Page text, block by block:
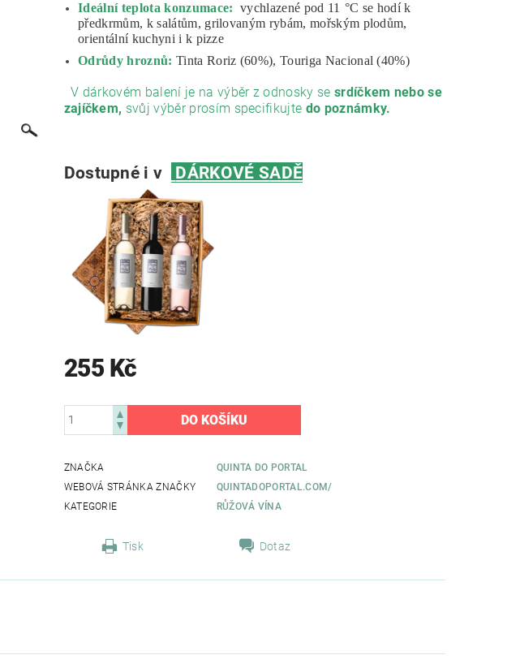
Ideální teplota konzumace: vychlazené pod 11 °C se hodí k
předkrmům, k salátům, grilovaným rybám, mořským plodům,
orientální kuchyni i k pizze
Odrůdy hroznů: Tinta Roriz (60%), Touriga Nacional (40%)
V dárkovém balení je na výběr z odnosky se srdíčkem nebo se
zajíčkem, svůj výběr prosím specifikujte do poznámky.
Dostupné i v DÁRKOVÉ SADĚ
255 Kč
ZNAČKA
QUINTA DO PORTAL
WEBOVÁ STRÁNKA ZNAČKY
QUINTADOPORTAL.COM/
KATEGORIE
RŮŽOVÁ VÍNA
Tisk Dotaz